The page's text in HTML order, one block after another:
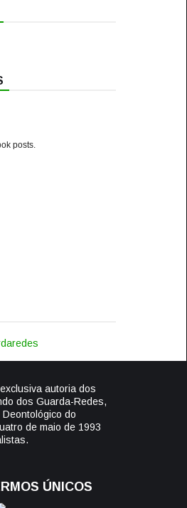
posts.
autoria dos
dos Guarda-Redes,
do
de maio de 1993
ÚNICOS